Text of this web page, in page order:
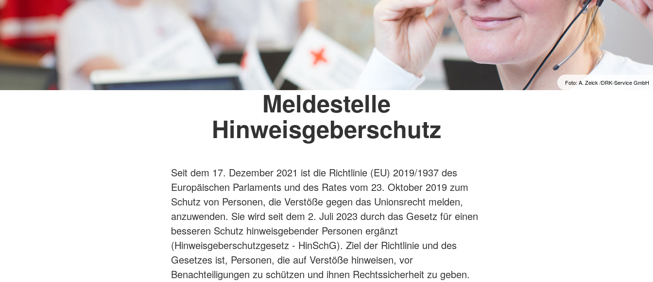
Foto: A. Zelck /DRK-Service GmbH
Meldestelle
Hinweisgeberschutz
Seit dem 17. Dezember 2021 ist die Richtlinie (EU) 2019/1937 des
Europäischen Parlaments und des Rates vom 23. Oktober 2019 zum
Schutz von Personen, die Verstöße gegen das Unionsrecht melden,
anzuwenden. Sie wird seit dem 2. Juli 2023 durch das Gesetz für einen
besseren Schutz hinweisgebender Personen ergänzt
(Hinweisgeberschutzgesetz - HinSchG). Ziel der Richtlinie und des
Gesetzes ist, Personen, die auf Verstöße hinweisen, vor
Benachteiligungen zu schützen und ihnen Rechtssicherheit zu geben.